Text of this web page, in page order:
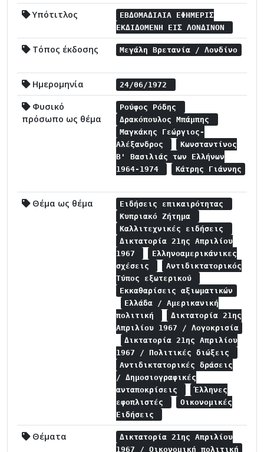
Υπότιτλος
ΕΒΔΟΜΑΔΙΑΙΑ ΕΦΗΜΕΡΙΣ
ΕΚΔΙΔΟΜΕΝΗ ΕΙΣ ΛΟΝΔΙΝΟΝ
Τόπος έκδοσης Μεγάλη Βρετανία / Λονδίνο
Ημερομηνία 24/06/1972
Φυσικό
πρόσωπο ως θέμα
Ρούφος Ρόδης
Δρακόπουλος Μπάμπης
Μαγκάκης Γεώργιος-
Αλέξανδρος
Κωνσταντίνος
Β' Βασιλιάς των Ελλήνων
1964-1974
Κάτρης Γιάννης
Θέμα ως θέμα
Ειδήσεις επικαιρότητας
Κυπριακό Ζήτημα
Καλλιτεχνικές ειδήσεις
Δικτατορία 21ης Απριλίου
1967
Ελληνοαμερικάνικες
σχέσεις
Αντιδικτατορικός
Τύπος εξωτερικού
Εκκαθαρίσεις αξιωματικών
Ελλάδα / Αμερικανική
πολιτική
Δικτατορία 21ης
Απριλίου 1967 / Λογοκρισία
Δικτατορία 21ης Απριλίου
1967 / Πολιτικές διώξεις
Αντιδικτατορικές δράσεις
/ Δημοσιογραφικές
ανταποκρίσεις
Έλληνες
εφοπλιστές
Οικονομικές
Ειδήσεις
Θέματα
Δικτατορία 21ης Απριλίου
1967 / Οικονομική πολιτική